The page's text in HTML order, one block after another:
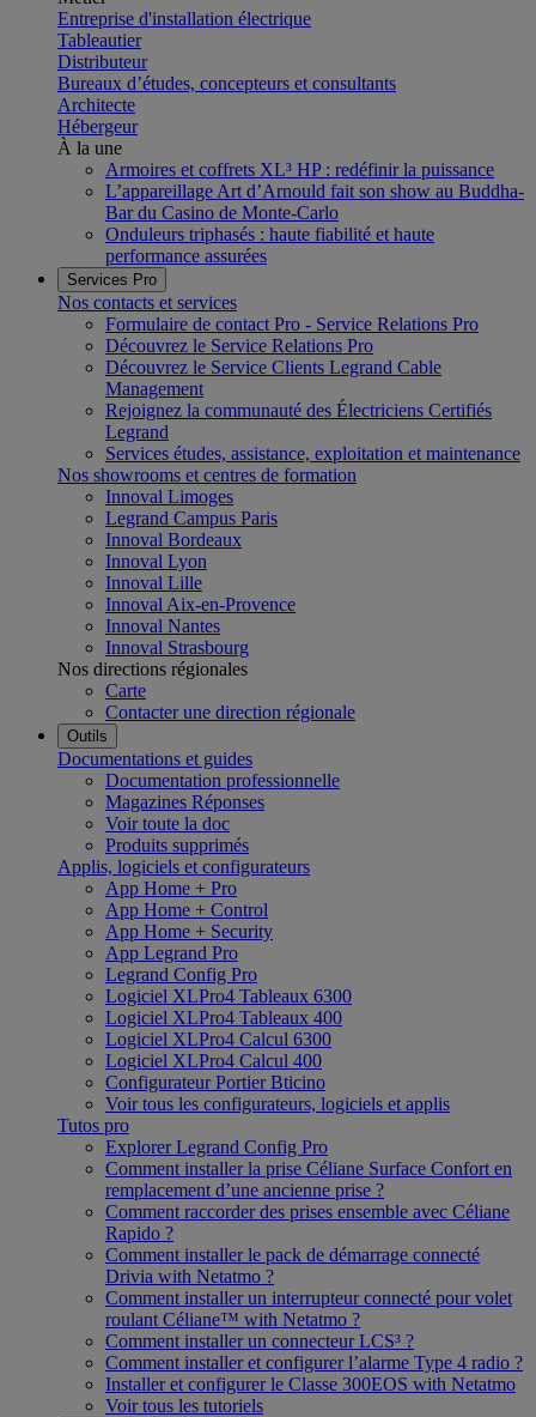
Entreprise d'installation électrique
Tableautier
Distributeur
Bureaux d’études, concepteurs et consultants
Architecte
Hébergeur
À la une
Armoires et coffrets XL³ HP : redéfinir la puissance
L’appareillage Art d’Arnould fait son show au Buddha-
Bar du Casino de Monte-Carlo
Onduleurs triphasés : haute fiabilité et haute
performance assurées
Services Pro
Nos contacts et services
Formulaire de contact Pro - Service Relations Pro
Découvrez le Service Relations Pro
Découvrez le Service Clients Legrand Cable
Management
Rejoignez la communauté des Électriciens Certifiés
Legrand
Services études, assistance, exploitation et maintenance
Nos showrooms et centres de formation
Innoval Limoges
Legrand Campus Paris
Innoval Bordeaux
Innoval Lyon
Innoval Lille
Innoval Aix-en-Provence
Innoval Nantes
Innoval Strasbourg
Nos directions régionales
Carte
Contacter une direction régionale
Outils
Documentations et guides
Documentation professionnelle
Magazines Réponses
Voir toute la doc
Produits supprimés
Applis, logiciels et configurateurs
App Home + Pro
App Home + Control
App Home + Security
App Legrand Pro
Legrand Config Pro
Logiciel XLPro4 Tableaux 6300
Logiciel XLPro4 Tableaux 400
Logiciel XLPro4 Calcul 6300
Logiciel XLPro4 Calcul 400
Configurateur Portier Bticino
Voir tous les configurateurs, logiciels et applis
Tutos pro
Explorer Legrand Config Pro
Comment installer la prise Céliane Surface Confort en
remplacement d’une ancienne prise ?
Comment raccorder des prises ensemble avec Céliane
Rapido ?
Comment installer le pack de démarrage connecté
Drivia with Netatmo ?
Comment installer un interrupteur connecté pour volet
roulant Céliane™ with Netatmo ?
Comment installer un connecteur LCS³ ?
Comment installer et configurer l’alarme Type 4 radio ?
Installer et configurer le Classe 300EOS with Netatmo
Voir tous les tutoriels